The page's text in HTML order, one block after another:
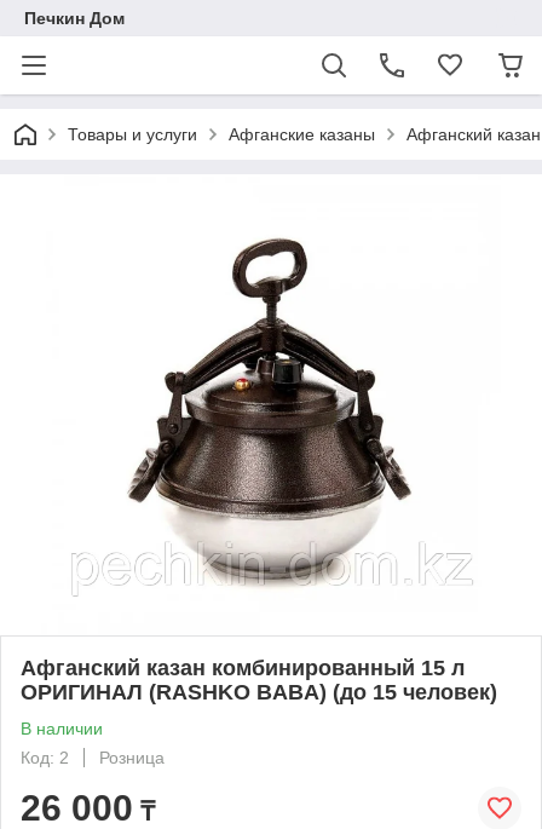
Печкин Дом
Товары и услуги Афганские казаны Афганский
Афганский казан комбинированный 15 л
ОРИГИНАЛ (RASHKO BABA) (до 15 человек)
В наличии
Код: 2
Розница
26 000 ₸